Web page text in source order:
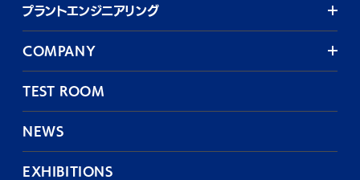
プラントエンジニアリング
COMPANY
TEST ROOM
NEWS
EXHIBITIONS